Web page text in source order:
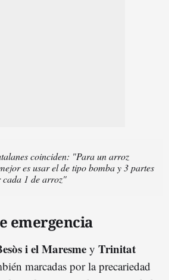
coinciden: "Para un arroz
es usar el de tipo bomba y 3 partes
cada 1 de arroz"
emergencia
i el Maresme y Trinitat
marcadas por la precariedad